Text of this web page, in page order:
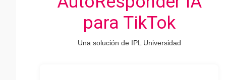
para TikTok
Una solución de IPL Universidad